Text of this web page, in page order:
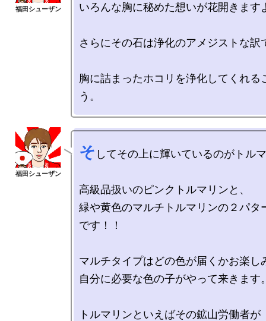
いろんな胸に秘めた想いが花開きます
さらにその石は浄化のアメジストな訳
胸に詰まったホコリを浄化してくれる
そ してその上に輝いているのがトル
高級品扱いのピンクトルマリンと、
緑や黄色のマルチトルマリンの２パタ
です！！
マルチタイプはどの色が届くかお楽し
自分に必要な色の子がやって来きます
トルマリンといえばその鉱山労働者が